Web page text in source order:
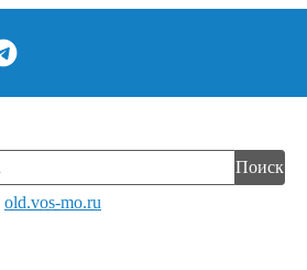
Поиск
old.vos-mo.ru